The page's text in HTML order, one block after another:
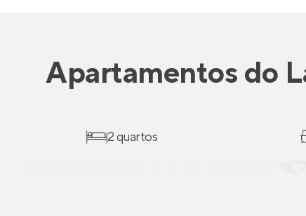
Apartamentos do
2 quartos